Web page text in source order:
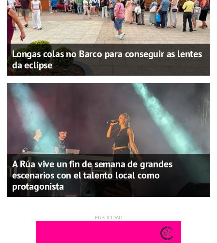
Longas colas no Barco para conseguir as lentes
da eclipse
A Rúa vive un fin de semana de grandes
escenarios con el talento local como
protagonista